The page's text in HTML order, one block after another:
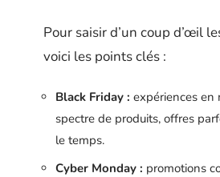
Pour saisir d’un coup d’œil
voici les points clés :
Black Friday : expériences en
spectre de produits, offres
le temps.
Cyber Monday : promotions